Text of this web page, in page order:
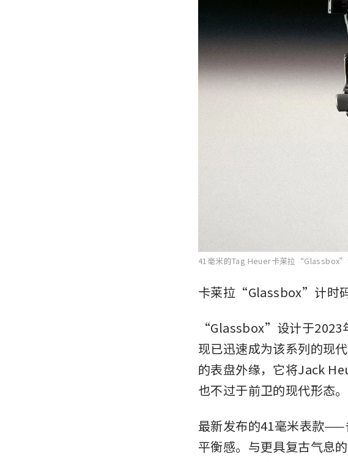
41毫米的Tag Heuer卡莱拉“Glassbox”
卡莱拉“Glassbox”计时码
“Glassbox”设计于2023
现已迅速成为该系列的现
的表盘外缘，它将Jack
也不过于前卫的现代形态。
最新发布的41毫米表款
平衡感。与更具复古气息